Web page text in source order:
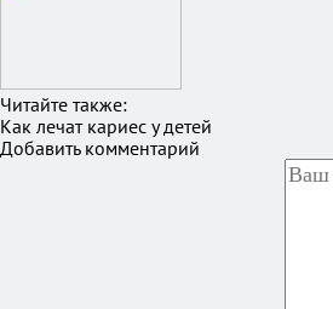
Читайте также:
Как лечат кариес у детей
Добавить комментарий